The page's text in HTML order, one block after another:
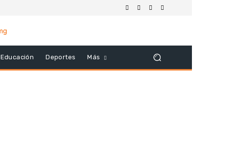
Educación Deportes Más